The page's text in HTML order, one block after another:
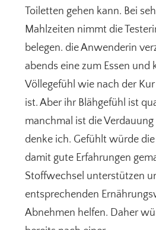
Toiletten gehen kann. Bei
Mahlzeiten nimmt die
belegen. die Anwenderin
abends eine zum Essen und
Völlegefühl wie nach der
ist. Aber ihr Blähgefühl ist
manchmal ist die
denke ich. Gefühlt würde
damit gute Erfahrungen
Stoffwechsel unterstützen
entsprechenden
Abnehmen helfen. Daher